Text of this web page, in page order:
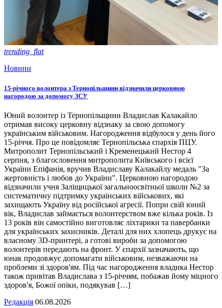
trending_flat
Новини
15-річного волонтера з Тернопільщини відзначили церковною
нагородою за допомогу ЗСУ
Юний волонтер із Тернопільщини Владислав Калакайло
отримав високу церковну відзнаку за свою допомогу
українським військовим. Нагородження відбулося у день його
15-річчя. Про це повідомляє Тернопільська єпархія ПЦУ.
Митрополит Тернопільський і Кременецький Нестор 4
серпня, з благословення митрополита Київського і всієї
України Епіфанія, вручив Владиславу Калакайлу медаль "За
жертовність і любов до України". Церковною нагородою
відзначили учня Заліщицької загальноосвітньої школи №2 за
систематичну підтримку українських військових, які
захищають Україну від російської агресії. Попри свій юний
вік, Владислав займається волонтерством вже кілька років. Із
13 років він самостійно виготовляє ліхтарики та павербанки
для українських захисників. Деталі для них хлопець друкує на
власному 3D-принтері, а готові вироби за допомогою
волонтерів передають на фронт. У єпархії зазначають, що
юнак продовжує допомагати військовим, незважаючи на
проблеми зі здоров'ям. Під час нагородження владика Нестор
також привітав Владислава з 15-річчям, побажав йому міцного
здоров'я, Божої опіки, подякував […]
Редакція 06.08.2026